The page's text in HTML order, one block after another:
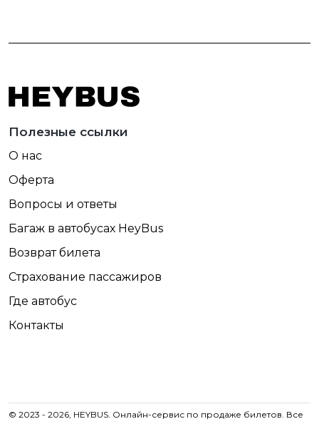
Полезные ссылки
О нас
Оферта
Вопросы и ответы
Багаж в автобусах HeyBus
Возврат билета
Страхование пассажиров
Где автобус
Контакты
© 2023 - 2026, HEYBUS. Онлайн-сервис по продаже билетов. Все